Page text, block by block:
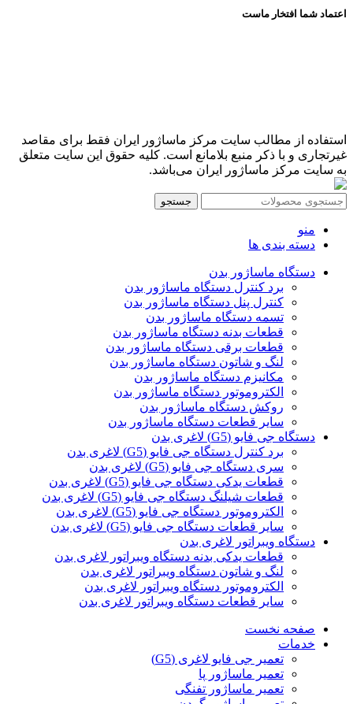
اعتماد شما افتخار ماست
استفاده از مطالب سایت مرکز ماساژور ایران فقط برای مقاصد
غیرتجاری و با ذکر منبع بلامانع است. کلیه حقوق این سایت متعلق
به سایت مرکز ماساژور ایران می‌باشد.
جستجو
منو
دسته بندی ها
دستگاه ماساژور بدن
برد کنترل دستگاه ماساژور بدن
کنترل پنل دستگاه ماساژور بدن
تسمه دستگاه ماساژور بدن
قطعات بدنه دستگاه ماساژور بدن
قطعات برقی دستگاه ماساژور بدن
لنگ و شاتون دستگاه ماساژور بدن
مکانیزم دستگاه ماساژور بدن
الکتروموتور دستگاه ماساژور بدن
روکش دستگاه ماساژور بدن
سایر قطعات دستگاه ماساژور بدن
دستگاه جی فایو (G5) لاغری بدن
برد کنترل دستگاه جی فایو (G5) لاغری بدن
سری دستگاه جی فایو (G5) لاغری بدن
قطعات یدکی دستگاه جی فایو (G5) لاغری بدن
قطعات شیلنگ دستگاه جی فایو (G5) لاغری بدن
الکتروموتور دستگاه جی فایو (G5) لاغری بدن
سایر قطعات دستگاه جی فایو (G5) لاغری بدن
دستگاه ویبراتور لاغری بدن
قطعات یدکی بدنه دستگاه ویبراتور لاغری بدن
لنگ و شاتون دستگاه ویبراتور لاغری بدن
الکتروموتور دستگاه ویبراتور لاغری بدن
سایر قطعات دستگاه ویبراتور لاغری بدن
صفحه نخست
خدمات
تعمیر جی فایو لاغری (G5)
تعمیر ماساژور پا
تعمیر ماساژور تفنگی